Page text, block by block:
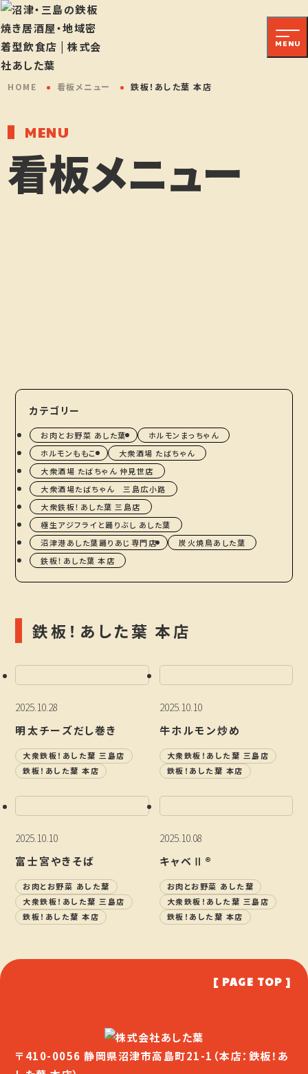
MENU
静岡県沼津市高島町21-20
大衆酒場 たばちゃん 仲見世
店
静岡県沼津市大手町5-7-1
大衆酒場 たばちゃん 三島広
小路店
静岡県三島市本町7-27
大衆鉄板！あした葉 三島店
静岡県沼津市大手町3丁目6-25
極生アジフライと踊りぶし あ
した葉
静岡県沼津市千本港町115-4
ホルモンまっちゃん
静岡県沼津市高島町21-24
炭火焼鳥 あした葉
静岡県沼津市高島町7-4 1F
HOME 看板メニュー 鉄板！あした葉 本店
MENU
看板メニュー
カテゴリー
お肉とお野菜 あした葉
ホルモンまっちゃん
ホルモンももこ
大衆酒場 たばちゃん
大衆酒場 たばちゃん 仲見世店
大衆酒場たばちゃん 三島広小路
大衆鉄板！あした葉 三島店
極生アジフライと踊りぶし あした葉
沼津港あした葉踊りあじ専門店
炭火焼鳥あした葉
鉄板！あした葉 本店
鉄板！あした葉 本店
2025.10.28
明太チーズだし巻き
大衆鉄板！あした葉 三島店
鉄板！あした葉 本店
2025.10.10
牛ホルモン炒め
大衆鉄板！あした葉 三島店
鉄板！あした葉 本店
2025.10.10
富士宮やきそば
お肉とお野菜 あした葉
大衆鉄板！あした葉 三島店
鉄板！あした葉 本店
2025.10.08
キャベⅡ®
お肉とお野菜 あした葉
大衆鉄板！あした葉 三島店
鉄板！あした葉 本店
〒410-0056 静岡県沼津市高島町21-1（本店：鉄板！あ
[ PAGE TOP ]